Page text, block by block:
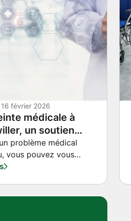
modèles disponibles,
revient
:Comment
rollator réellement
son besoin et à son
16 février 2026
médicale à
un soutien
pour les
problème médical
vous pouvez vous